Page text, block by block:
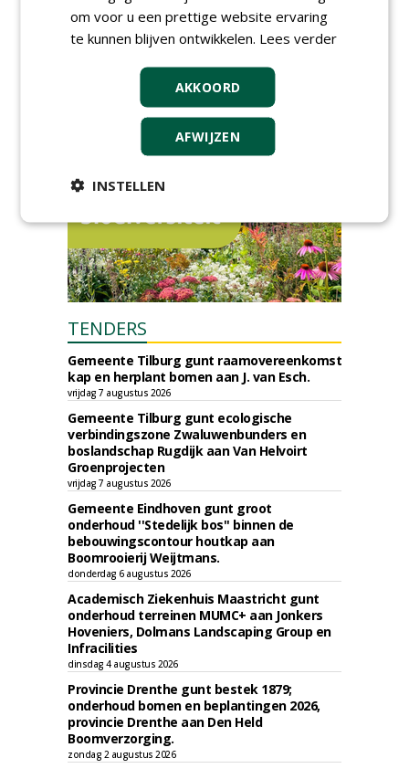
toekomst begint in de
openbare ruimte
TENDERS
Gemeente Tilburg gunt raamovereenkomst
kap en herplant bomen aan J. van Esch.
vrijdag 7 augustus 2026
Gemeente Tilburg gunt ecologische
verbindingszone Zwaluwenbunders en
boslandschap Rugdijk aan Van Helvoirt
Groenprojecten
vrijdag 7 augustus 2026
Gemeente Eindhoven gunt groot
onderhoud ''Stedelijk bos'' binnen de
bebouwingscontour houtkap aan
Boomrooierij Weijtmans.
donderdag 6 augustus 2026
Academisch Ziekenhuis Maastricht gunt
onderhoud terreinen MUMC+ aan Jonkers
Hoveniers, Dolmans Landscaping Group en
Infracilities
dinsdag 4 augustus 2026
Provincie Drenthe gunt bestek 1879;
onderhoud bomen en beplantingen 2026,
provincie Drenthe aan Den Held
Boomverzorging.
zondag 2 augustus 2026
om voor u een prettige website ervaring
te kunnen blijven ontwikkelen. Lees verder
AKKOORD
AFWIJZEN
INSTELLEN